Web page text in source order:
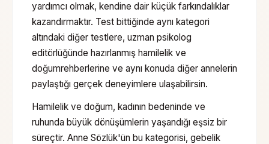
yardımcı olmak, kendine dair küçük farkındalıklar
kazandırmaktır. Test bittiğinde aynı kategori
altındaki diğer testlere, uzman psikolog
editörlüğünde hazırlanmış hamilelik ve
doğumrehberlerine ve aynı konuda diğer annelerin
paylaştığı gerçek deneyimlere ulaşabilirsin.
Hamilelik ve doğum, kadının bedeninde ve
ruhunda büyük dönüşümlerin yaşandığı eşsiz bir
süreçtir. Anne Sözlük'ün bu kategorisi, gebelik